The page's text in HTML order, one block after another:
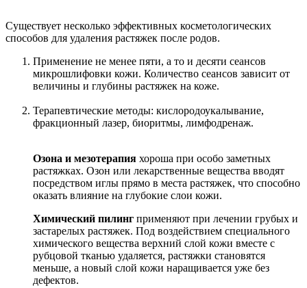
Существует несколько эффективных косметологических
способов для удаления растяжек после родов.
Применение не менее пяти, а то и десяти сеансов
микрошлифовки кожи. Количество сеансов зависит от
величины и глубины растяжек на коже.
Терапевтические методы: кислородоукалывание,
фракционный лазер, биоритмы, лимфодренаж.
Озона и мезотерапия хороша при особо заметных
растяжках. Озон или лекарственные вещества вводят
посредством иглы прямо в места растяжек, что способно
оказать влияние на глубокие слои кожи.
Химический пилинг применяют при лечении грубых и
застарелых растяжек. Под воздействием специального
химического вещества верхний слой кожи вместе с
рубцовой тканью удаляется, растяжки становятся
меньше, а новый слой кожи наращивается уже без
дефектов.